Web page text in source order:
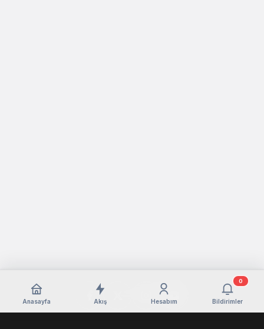
Anasayfa Akış Hesabım Bildirimler
0